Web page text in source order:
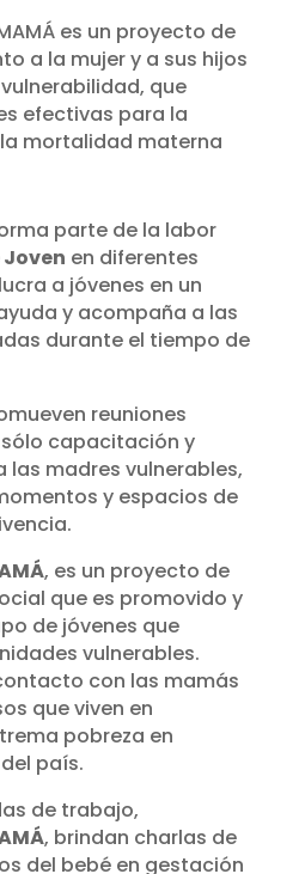
MAMÁ es un proyecto de
a la mujer y a sus hijos
que
efectivas para la
mortalidad materna
parte de la labor
en diferentes
a jóvenes en un
y acompaña a las
durante el tiempo de
reuniones
capacitación y
las madres vulnerables,
y espacios de
, es un proyecto de
que es promovido y
de jóvenes que
vulnerables.
con las mamás
que viven en
pobreza en
país.
de trabajo,
, brindan charlas de
del bebé en gestación